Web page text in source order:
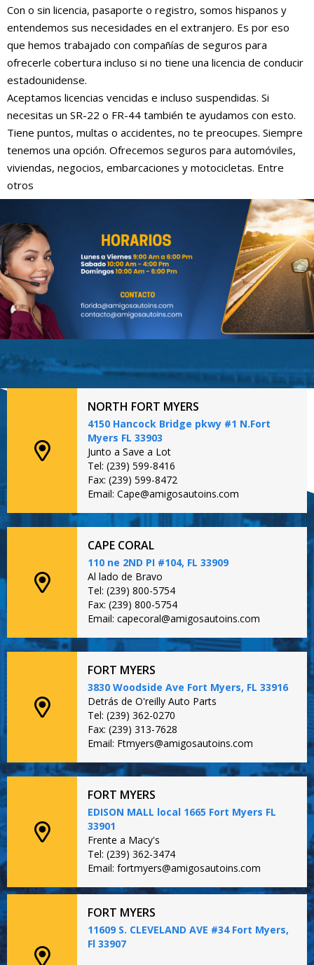
Con o sin licencia, pasaporte o registro, somos hispanos y
entendemos sus necesidades en el extranjero. Es por eso
que hemos trabajado con compañías de seguros para
ofrecerle cobertura incluso si no tiene una licencia de conducir
estadounidense.
Aceptamos licencias vencidas e incluso suspendidas. Si
necesitas un SR-22 o FR-44 también te ayudamos con esto.
Tiene puntos, multas o accidentes, no te preocupes. Siempre
tenemos una opción. Ofrecemos seguros para automóviles,
viviendas, negocios, embarcaciones y motocicletas. Entre
otros
NORTH FORT MYERS
4150 Hancock Bridge pkwy #1 N.Fort
Myers FL 33903
Junto a Save a Lot
Tel: (239) 599-8416
Fax: (239) 599-8472
Email: Cape@amigosautoins.com
CAPE CORAL
110 ne 2ND PI #104, FL 33909
Al lado de Bravo
Tel: (239) 800-5754
Fax: (239) 800-5754
Email: capecoral@amigosautoins.com
FORT MYERS
3830 Woodside Ave Fort Myers, FL 33916
Detrás de O'reilly Auto Parts
Tel: (239) 362-0270
Fax: (239) 313-7628
Email: Ftmyers@amigosautoins.com
FORT MYERS
EDISON MALL local 1665 Fort Myers FL
33901
Frente a Macy's
Tel: (239) 362-3474
Email: fortmyers@amigosautoins.com
FORT MYERS
11609 S. CLEVELAND AVE #34 Fort Myers,
Fl 33907